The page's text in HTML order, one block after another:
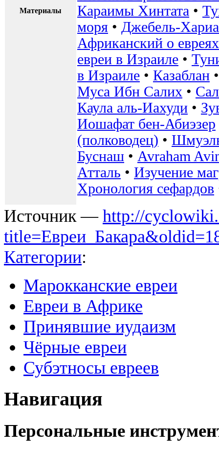
Материалы
Караимы Хинтата •
моря • Джебель-
Африканский о
евреи в Израиле •
в Израиле • Казаблан
Муса Ибн Салих •
Каула аль-Иахуди •
Иошафат бен-Абиэзер
(полководец) •
Буснаш • Avraham
Атталь • Изучение
Хронология сефардов
Источник — http://
Категории:
Марокканские евреи
Евреи в Африке
Принявшие иудаизм
Чёрные евреи
Субэтносы евреев
Навигация
Персональные